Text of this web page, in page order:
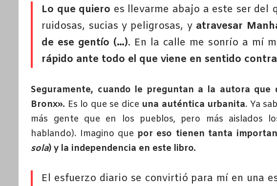
Lo que quiero es llevarme abajo a este ser del
ruidosas, sucias y peligrosas, yatravesar
de ese gentío (…). En la calle me sonrío a mí
rápido ante todo el que viene en sentido
Seguramente, cuando le preguntan a la autora que
Bronx». Es lo que se dice una auténtica urbanita. Ya
más gente que en los pueblos, pero más aislados
hablando). Imagino que por eso tienen tanta
sola) y la independencia en este libro.
El esfuerzo diario se convirtió para mí en una